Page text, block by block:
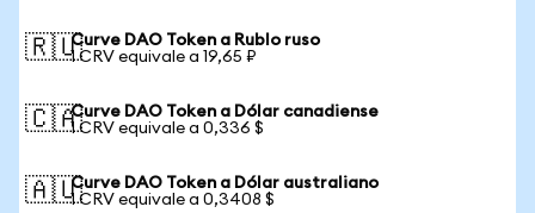
🇷🇺Curve DAO Token a Rublo ruso
1 CRV equivale a 19,65 ₽
🇨🇦Curve DAO Token a Dólar canadiense
1 CRV equivale a 0,336 $
🇦🇺Curve DAO Token a Dólar australiano
1 CRV equivale a 0,3408 $